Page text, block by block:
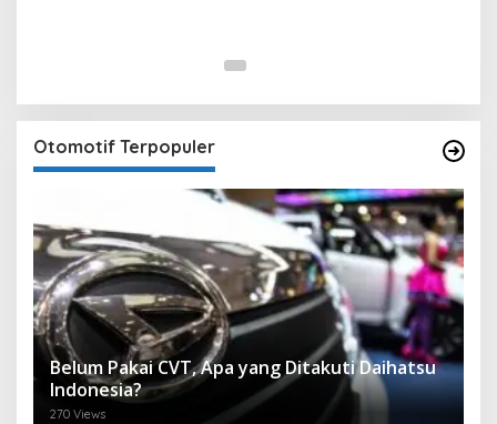
Otomotif Terpopuler
Belum Pakai CVT, Apa yang Ditakuti Daihatsu
Indonesia?
270 Views